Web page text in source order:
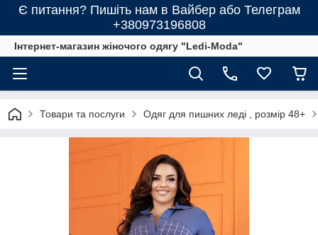
Є питання? Пишіть нам в Вайбер або Телеграм
+380973196808
Інтернет-магазин жіночого одягу "Ledi-Moda"
Товари та послуги Одяг для пишних леді , розмір 48+